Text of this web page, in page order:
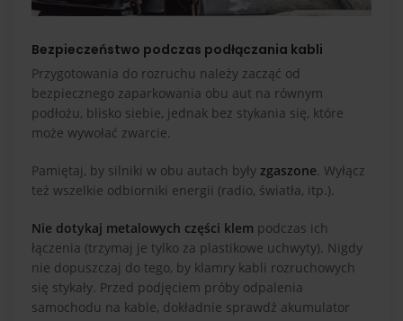
Bezpieczeństwo podczas podłączania kabli
Przygotowania do rozruchu należy zacząć od
bezpiecznego zaparkowania obu aut na równym
podłożu, blisko siebie, jednak bez stykania się, które
może wywołać zwarcie.
Pamiętaj, by silniki w obu autach były zgaszone. Wyłącz
też wszelkie odbiorniki energii (radio, światła, itp.).
Nie dotykaj metalowych części klem podczas ich
łączenia (trzymaj je tylko za plastikowe uchwyty). Nigdy
nie dopuszczaj do tego, by klamry kabli rozruchowych
się stykały. Przed podjęciem próby odpalenia
samochodu na kable, dokładnie sprawdź akumulator